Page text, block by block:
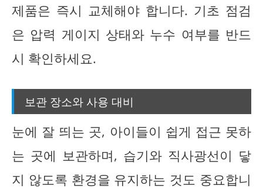
제품은 즉시 교체해야 합니다. 기초 점검
은 압력 게이지 상태와 누수 여부를 반드
시 확인하세요.
보관 장소와 사용 대비
눈에 잘 띄는 곳, 아이들이 쉽게 접근 못하
는 곳에 보관하며, 습기와 직사광선이 닿
지 않도록 환경을 유지하는 것도 중요합니